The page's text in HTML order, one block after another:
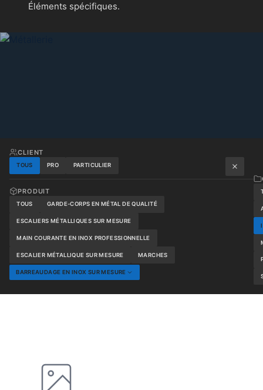
Éléments spécifiques.
CLIENT
TOUS PRO PARTICULIER
PRODUIT
TOUS GARDE-CORPS EN MÉTAL DE QUALITÉ
ESCALIERS MÉTALLIQUES SUR MESURE
MAIN COURANTE EN INOX PROFESSIONNELLE
ESCALIER MÉTALLIQUE SUR MESURE MARCHES
BARREAUDAGE EN INOX SUR MESURE